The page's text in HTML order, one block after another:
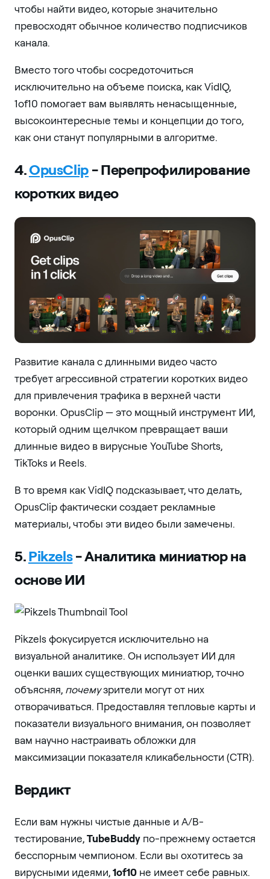
чтобы найти видео, которые значительно
превосходят обычное количество подписчиков
канала.
Вместо того чтобы сосредоточиться
исключительно на объеме поиска, как VidIQ,
1of10 помогает вам выявлять ненасыщенные,
высокоинтересные темы и концепции до того,
как они станут популярными в алгоритме.
4.OpusClip - Перепрофилирование
коротких видео
Развитие канала с длинными видео часто
требует агрессивной стратегии коротких видео
для привлечения трафика в верхней части
воронки. OpusClip — это мощный инструмент ИИ,
который одним щелчком превращает ваши
длинные видео в вирусные YouTube Shorts,
TikToks и Reels.
В то время как VidIQ подсказывает, что делать,
OpusClip фактически создает рекламные
материалы, чтобы эти видео были замечены.
5.Pikzels- Аналитика миниатюр на
основе ИИ
Pikzels фокусируется исключительно на
визуальной аналитике. Он использует ИИ для
оценки ваших существующих миниатюр, точно
объясняя, почемузрители могут от них
отворачиваться. Предоставляя тепловые карты и
показатели визуального внимания, он позволяет
вам научно настраивать обложки для
максимизации показателя кликабельности (CTR).
Вердикт
Если вам нужны чистые данные и A/B-
тестирование,TubeBuddy по-прежнему остается
бесспорным чемпионом. Если вы охотитесь за
вирусными идеями,1of10 не имеет себе равных.